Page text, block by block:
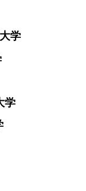
学
教育大学
大学
園大学
学